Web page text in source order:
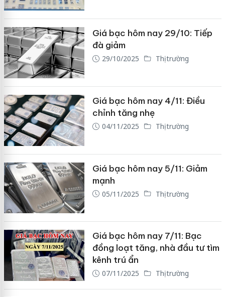
Giá bạc hôm nay 29/10: Tiếp
đà giảm
29/10/2025 Thị trường
Giá bạc hôm nay 4/11: Điều
chỉnh tăng nhẹ
04/11/2025 Thị trường
Giá bạc hôm nay 5/11: Giảm
mạnh
05/11/2025 Thị trường
Giá bạc hôm nay 7/11: Bạc
đồng loạt tăng, nhà đầu tư tìm
kênh trú ẩn
07/11/2025 Thị trường